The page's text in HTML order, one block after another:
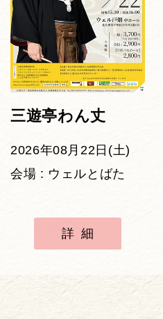
三遊亭わん丈
2026年08月22日(土)
会場 : ウェルとばた
詳細